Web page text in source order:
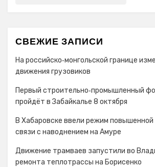
СВЕЖИЕ ЗАПИСИ
На российско‑монгольской границе
движения грузовиков
Первый строительно‑промышленный
пройдёт в Забайкалье 8 октября
В Хабаровске ввели режим повышенной
связи с наводнением на Амуре
Движение трамваев запустили во
ремонта теплотрассы на Борисенко